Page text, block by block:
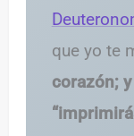
que yo te
corazón;